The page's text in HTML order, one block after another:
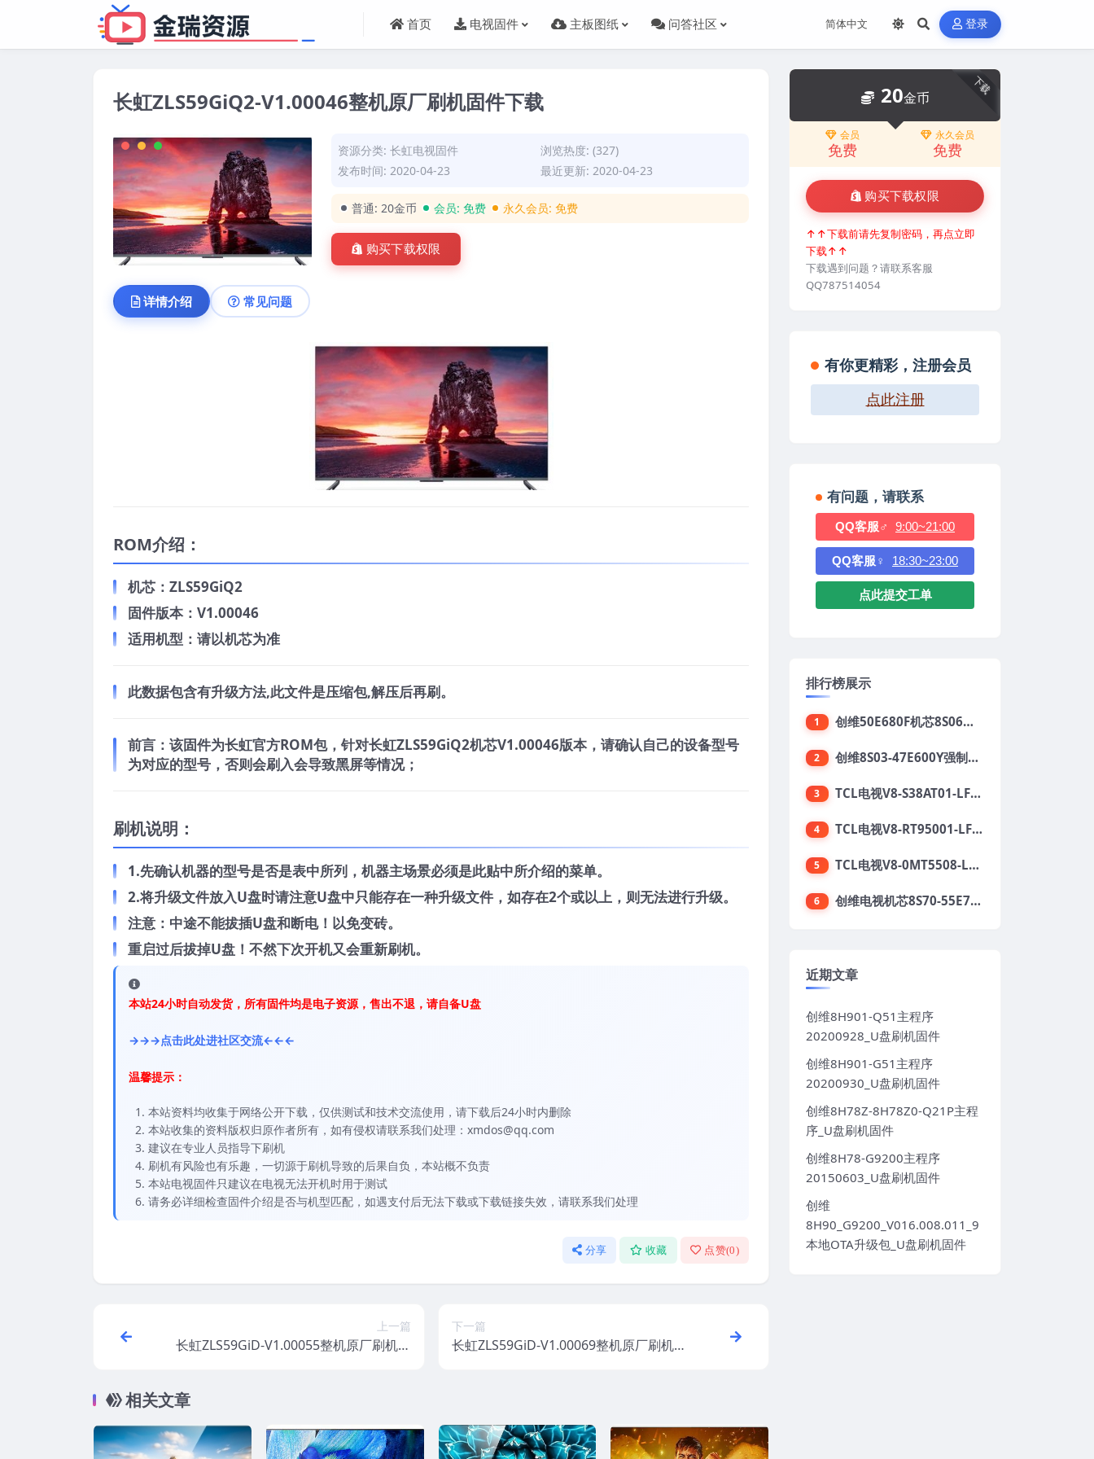
首页 电视固件 主板图纸 问答社区 登录
长虹ZLS59GiQ2-V1.00046整机原厂刷机固件下载
资源分类:长虹电视固件
浏览热度: (327)
发布时间: 2020-04-23
最近更新: 2020-04-23
普通:20金币 会员:免费 永久会员:免费
购买下载权限
详情介绍 常见问题
ROM介绍：
机芯：ZLS59GiQ2
固件版本：V1.00046
适用机型：请以机芯为准
此数据包含有升级方法,此文件是压缩包,解压后再刷。
前言： 该固件为长虹官方ROM包，针对长虹ZLS59GiQ2机芯V1.00046版本，请确认自己的设备型号
为对应的型号，否则会刷入会导致黑屏等情况；
刷机说明：
1.先确认机器的型号是否是表中所列，机器主场景必须是此贴中所介绍的菜单。
2.将升级文件放入U盘时请注意U盘中只能存在一种升级文件，如存在2个或以上，则无法进行升级。
注意：中途不能拔插U盘和断电！以免变砖。
重启过后拔掉U盘！不然下次开机又会重新刷机。
本站24小时自动发货，所有固件均是电子资源，售出不退，请自备U盘
→→→点击此处进社区交流←←←
温馨提示：
本站资料均收集于网络公开下载，仅供测试和技术交流使用，请下载后24小时内删除
本站收集的资料版权归原作者所有，如有侵权请联系我们处理：xmdos@qq.com
建议在专业人员指导下刷机
刷机有风险也有乐趣，一切源于刷机导致的后果自负，本站概不负责
本站电视固件只建议在电视无法开机时用于测试
请务必详细检查固件介绍是否与机型匹配，如遇支付后无法下载或下载链接失效，请联系我们处理
分享 收藏 点赞(0)
上一篇
长虹ZLS59GiD-V1.00055整机原厂刷机固
下一篇
长虹ZLS59GiD-V1.00069整机原厂刷机固
相关文章
下载
20金币
会员
免费
永久会员
免费
购买下载权限
↑↑下载前请先复制密码，再点立即
下载↑↑
下载遇到问题？请联系客服
QQ787514054
有你更精彩，注册会员
点此注册
有问题，请联系
QQ客服♂ 9:00~21:00
QQ客服♀ 18:30~23:00
点此提交工单
排行榜展示
1 创维50E680F机芯8S06强制升级刷机包
2 创维8S03-47E600Y强制升级软件刷机电视固件包
3 TCL电视V8-S38AT01-LF1V123版本强刷电视固件包下载
4 TCL电视V8-RT95001-LF1V215版本强刷电视固件包下载
5 TCL电视V8-0MT5508-LF1V362版本强刷电视固件包下载
6 创维电视机芯8S70-55E710S系列酷开5.05刷机固件
近期文章
创维8H901-Q51主程序
20200928_U盘刷机固件
创维8H901-G51主程序
20200930_U盘刷机固件
创维8H78Z-8H78Z0-Q21P主程
序_U盘刷机固件
创维8H78-G9200主程序
20150603_U盘刷机固件
创维
8H90_G9200_V016.008.011_9
本地OTA升级包_U盘刷机固件